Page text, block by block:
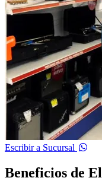
Escribir a Sucursal
Beneficios de